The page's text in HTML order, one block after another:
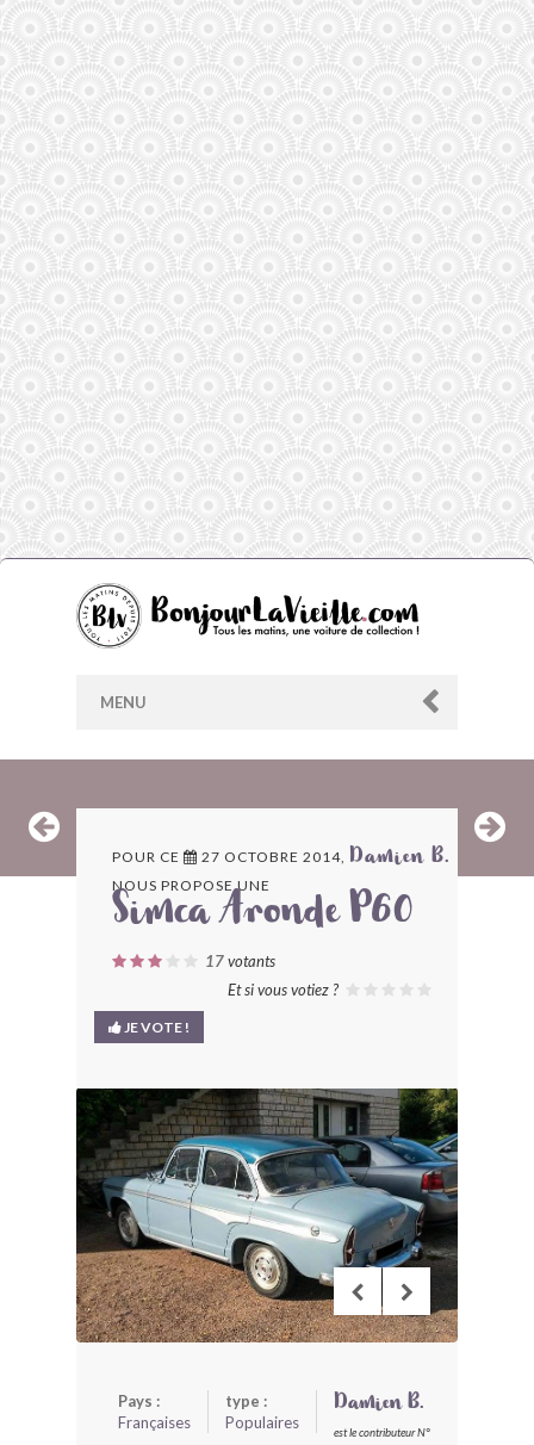
MENU
ARCHIVES
LES CONTRIBUTEURS
LE BLOG
BONJOURLAVIEILLE ?
MODÈLES ET MARQUES
COMMENT FONCTIONNE BLV ?
POUR CE 27 OCTOBRE 2014, Damien B.
NOUS PROPOSE UNE
Simca Aronde P60
17votants
Et si vous votiez ?
JE VOTE !
Pays :
Françaises
type :
Populaires
Damien B.
est le contributeur N°